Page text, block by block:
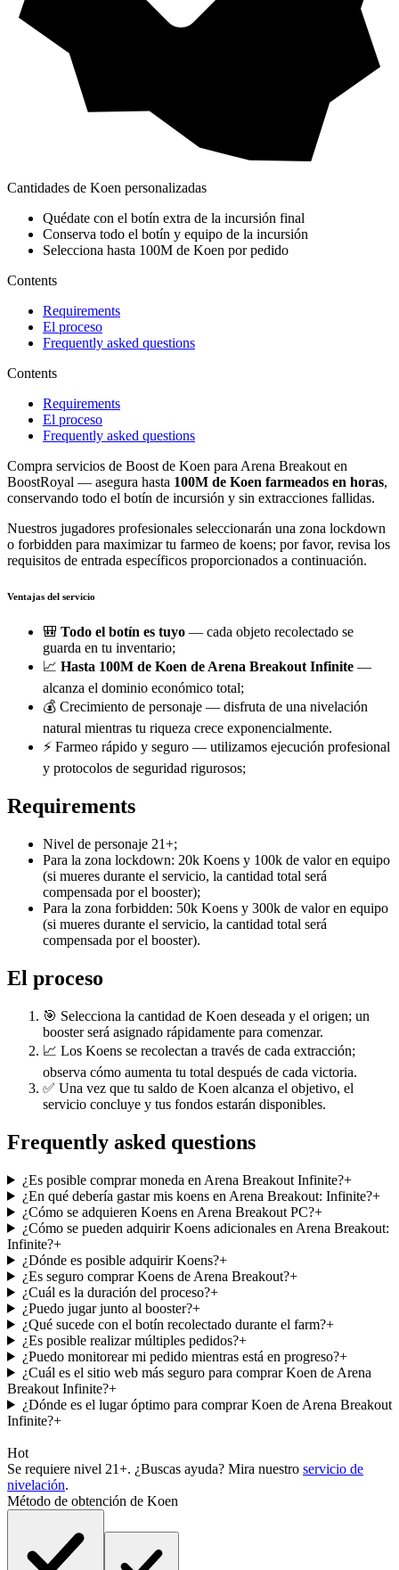
Cantidades de Koen personalizadas
Quédate con el botín extra de la incursión final
Conserva todo el botín y equipo de la incursión
Selecciona hasta 100M de Koen por pedido
Contents
Requirements
El proceso
Frequently asked questions
Contents
Requirements
El proceso
Frequently asked questions
Compra servicios de Boost de Koen para Arena Breakout en
BoostRoyal — asegura hasta 100M de Koen farmeados en horas,
conservando todo el botín de incursión y sin extracciones fallidas.
Nuestros jugadores profesionales seleccionarán una zona lockdown
o forbidden para maximizar tu farmeo de koens; por favor, revisa los
requisitos de entrada específicos proporcionados a continuación.
Ventajas del servicio
🎒 Todo el botín es tuyo — cada objeto recolectado se
guarda en tu inventario;
📈 Hasta 100M de Koen de Arena Breakout Infinite —
alcanza el dominio económico total;
💰 Crecimiento de personaje — disfruta de una nivelación
natural mientras tu riqueza crece exponencialmente.
⚡ Farmeo rápido y seguro — utilizamos ejecución profesional
y protocolos de seguridad rigurosos;
Requirements
Nivel de personaje 21+;
Para la zona lockdown: 20k Koens y 100k de valor en equipo
(si mueres durante el servicio, la cantidad total será
compensada por el booster);
Para la zona forbidden: 50k Koens y 300k de valor en equipo
(si mueres durante el servicio, la cantidad total será
compensada por el booster).
El proceso
🎯 Selecciona la cantidad de Koen deseada y el origen; un
booster será asignado rápidamente para comenzar.
📈 Los Koens se recolectan a través de cada extracción;
observa cómo aumenta tu total después de cada victoria.
✅ Una vez que tu saldo de Koen alcanza el objetivo, el
servicio concluye y tus fondos estarán disponibles.
Frequently asked questions
¿Es posible comprar moneda en Arena Breakout Infinite?+
¿En qué debería gastar mis koens en Arena Breakout: Infinite?+
¿Cómo se adquieren Koens en Arena Breakout PC?+
¿Cómo se pueden adquirir Koens adicionales en Arena Breakout:
Infinite?+
¿Dónde es posible adquirir Koens?+
¿Es seguro comprar Koens de Arena Breakout?+
¿Cuál es la duración del proceso?+
¿Puedo jugar junto al booster?+
¿Qué sucede con el botín recolectado durante el farm?+
¿Es posible realizar múltiples pedidos?+
¿Puedo monitorear mi pedido mientras está en progreso?+
¿Cuál es el sitio web más seguro para comprar Koen de Arena
Breakout Infinite?+
¿Dónde es el lugar óptimo para comprar Koen de Arena Breakout
Infinite?+
Hot
Se requiere nivel 21+. ¿Buscas ayuda? Mira nuestro servicio de
nivelación.
Método de obtención de Koen